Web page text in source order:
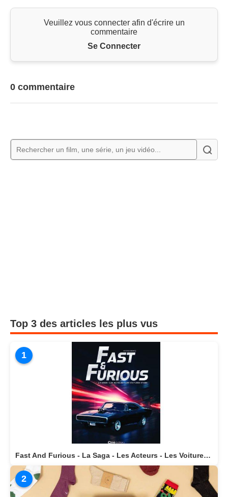
Veuillez vous connecter afin d'écrire un
commentaire
Se Connecter
0 commentaire
Top 3 des articles les plus vus
1
Fast And Furious - La Saga - Les Acteurs - Les Voitures Stars actuellement disponible en librairie
2